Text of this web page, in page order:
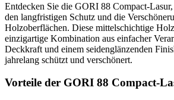
Entdecken Sie die GORI 88 Compact-
den langfristigen Schutz und die
Holzoberflächen. Diese mittelschichtige
einzigartige Kombination aus einfacher
Deckkraft und einem seidenglänzenden
jahrelang schützt und verschönert.
Vorteile der GORI 88 Compact-